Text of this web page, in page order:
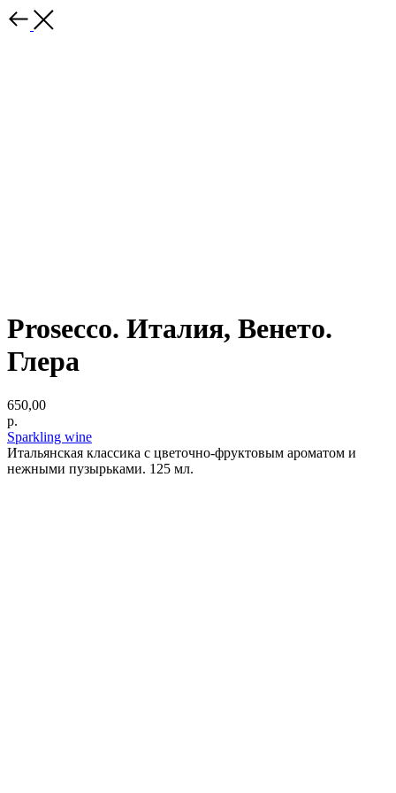
Prosecco. Италия, Венето.
Глера
650,00
р.
Sparkling wine
Итальянская классика с цветочно-фруктовым ароматом и
нежными пузырьками. 125 мл.